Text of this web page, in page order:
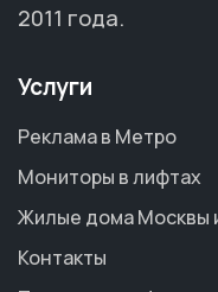
2011 года.
Услуги
Реклама в Метро
Мониторы в лифтах
Жилые дома Москвы
Контакты